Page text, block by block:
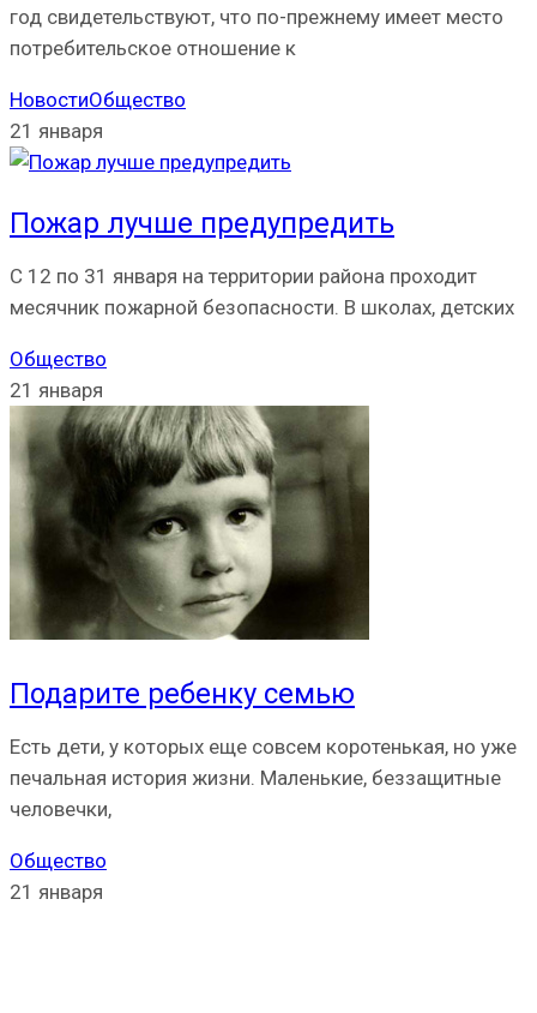
год свидетельствуют, что по-прежнему имеет место
потребительское отношение к
НовостиОбщество
21 января
Пожар лучше предупредить
С 12 по 31 января на территории района проходит
месячник пожарной безопасности. В школах, детских
Общество
21 января
Подарите ребенку семью
Есть дети, у которых еще совсем коротенькая, но уже
печальная история жизни. Маленькие, беззащитные
человечки,
Общество
21 января